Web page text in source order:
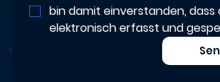
bin damit einverstanden,
elektronisch erfasst und